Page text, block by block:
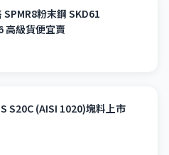
粉末鋼 SKD61
高級貨便宜賣
S20C (AISI 1020)塊料上市